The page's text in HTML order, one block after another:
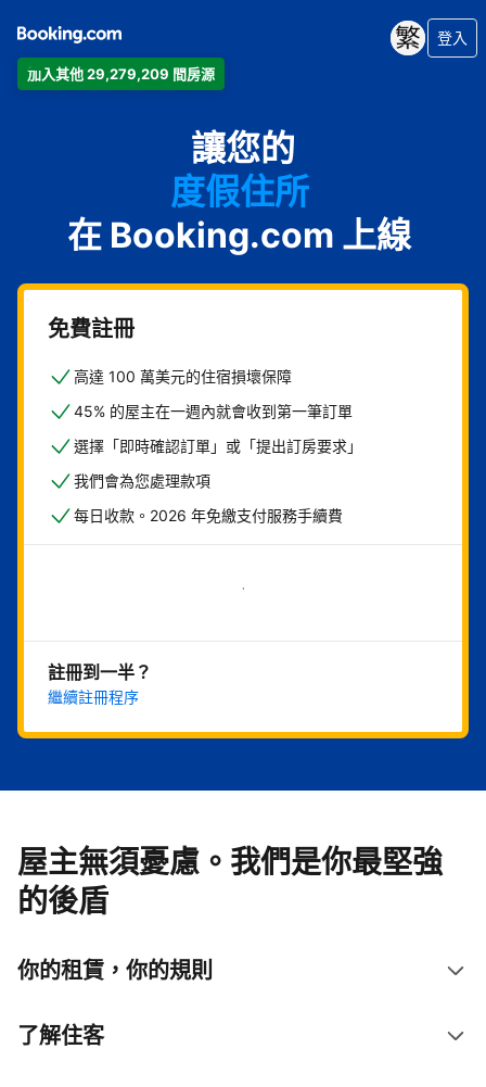
加入其他 29,279,209 間房源
登入
讓您的
公寓
飯店
度假住所
家庭旅館
B&B
在 Booking.com 上線
免費註冊
高達 100 萬美元的住宿損壞保障
45% 的屋主在一週內就會收到第一筆訂單
選擇「即時確認訂單」或「提出訂房要求」
我們會為您處理款項
每日收款。2026 年免繳支付服務手續費
現在就開始
註冊到一半？
繼續註冊程序
屋主無須憂慮。我們是你最堅強
的後盾
你的租賃，你的規則
了解住客